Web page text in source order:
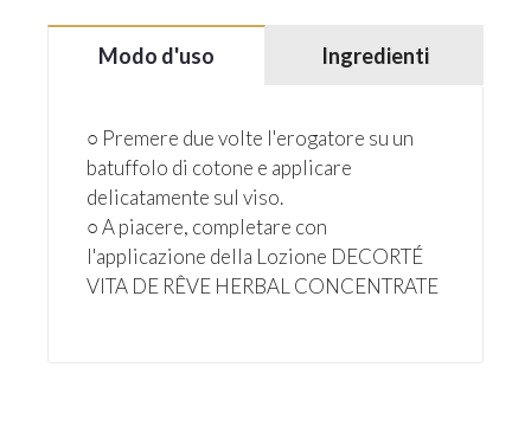
Modo d'uso Ingredienti
○ Premere due volte l'erogatore su un
batuffolo di cotone e applicare
delicatamente sul viso.
○ A piacere, completare con
l'applicazione della Lozione DECORTÉ
VITA DE RÊVE HERBAL CONCENTRATE